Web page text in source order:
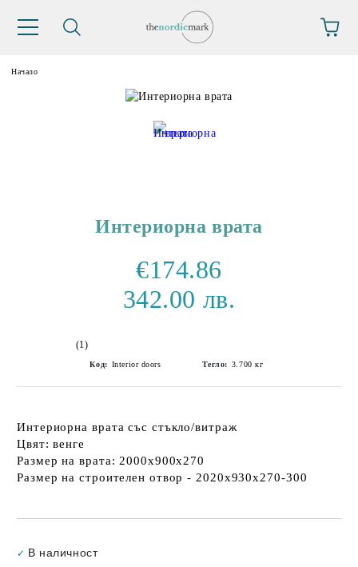
Начало
Интериорна врата
€174.86
342.00 лв.
(1)
Код: Interior doors Тегло: 3.700 кг
Интериорна врата със стъкло/витраж
Цвят: венге
Размер на врата: 2000х900х270
Размер на строителен отвор - 2020х930х270-300
✓ В наличност